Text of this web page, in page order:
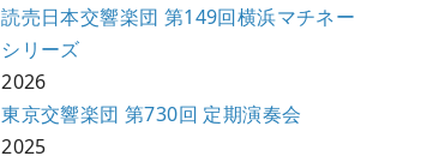
読売日本交響楽団 第149回横浜マチネー
シリーズ
2026
東京交響楽団 第730回 定期演奏会
2025